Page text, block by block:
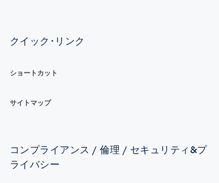
クイック･リンク
ショートカット
サイトマップ
コンプライアンス / 倫理 / セキュリティ&プ
ライバシー